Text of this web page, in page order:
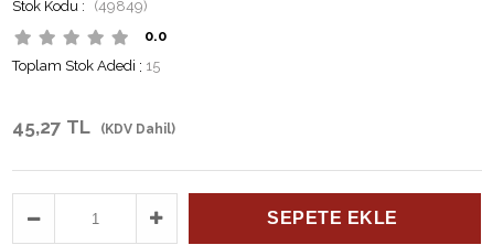
(49849)
0.0
Toplam Stok Adedi : 15
45,27 TL (KDV Dahil)